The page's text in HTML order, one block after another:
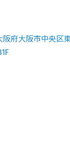
阪府大阪市中央区